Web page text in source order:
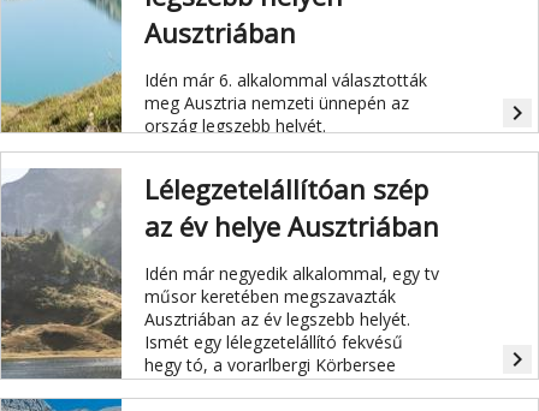
Ausztriában
Idén már 6. alkalommal választották
meg Ausztria nemzeti ünnepén az
ország legszebb helyét.
navigate_next
Lélegzetelállítóan szép
az év helye Ausztriában
Idén már negyedik alkalommal, egy tv
műsor keretében megszavazták
Ausztriában az év legszebb helyét.
Ismét egy lélegzetelállító fekvésű
hegy tó, a vorarlbergi Körbersee
navigate_next